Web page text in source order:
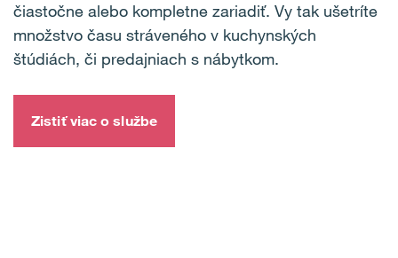
čiastočne alebo kompletne zariadiť. Vy tak ušetríte
množstvo času stráveného v kuchynských
štúdiách, či predajniach s nábytkom.
Zistiť viac o službe